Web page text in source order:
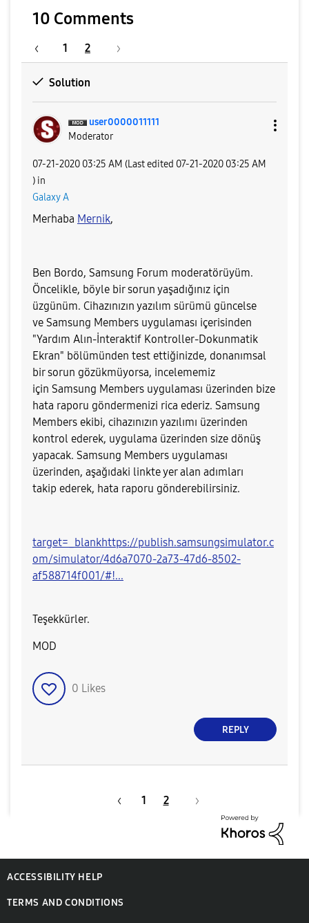
10 Comments
1 2
Solution
user0000011111
Moderator
‎07-21-2020 03:25 AM (Last edited ‎07-21-2020 03:25 AM
) in
Galaxy A
Merhaba Mernik,
Ben Bordo, Samsung Forum moderatörüyüm.
Öncelikle, böyle bir sorun yaşadığınız için
üzgünüm. Cihazınızın yazılım sürümü güncelse
ve Samsung Members uygulaması içerisinden
"Yardım Alın-İnteraktif Kontroller-Dokunmatik
Ekran" bölümünden test ettiğinizde, donanımsal
bir sorun gözükmüyorsa, incelememiz
için Samsung Members uygulaması üzerinden bize
hata raporu göndermenizi rica ederiz. Samsung
Members ekibi, cihazınızın yazılımı üzerinden
kontrol ederek, uygulama üzerinden size dönüş
yapacak. Samsung Members uygulaması
üzerinden, aşağıdaki linkte yer alan adımları
takip ederek, hata raporu gönderebilirsiniz.
target=_blankhttps://publish.samsungsimulator.c
om/simulator/4d6a7070-2a73-47d6-8502-
af588714f001/#!...
Teşekkürler.
MOD​
0 Likes
REPLY
1 2
ACCESSIBILITY HELP
TERMS AND CONDITIONS